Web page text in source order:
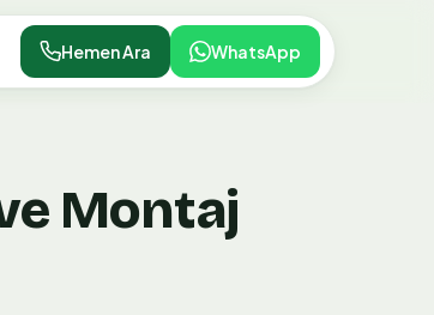
Hemen Ara WhatsApp
Montaj